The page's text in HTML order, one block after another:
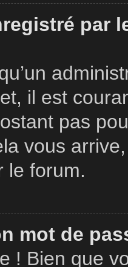
par
il est
pas
vous
le forum.
mot de
! Bien que